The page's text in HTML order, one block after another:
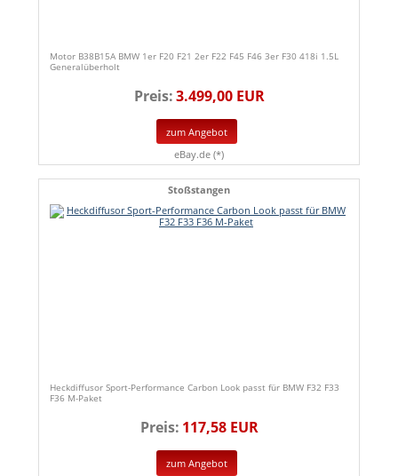
Motor B38B15A BMW 1er F20 F21 2er F22 F45 F46 3er F30 418i 1.5L
Generalüberholt
Preis:3.499,00 EUR
zum Angebot
eBay.de (*)
Stoßstangen
Heckdiffusor Sport-Performance Carbon Look passt für BMW F32 F33
F36 M-Paket
Preis: 117,58 EUR
zum Angebot